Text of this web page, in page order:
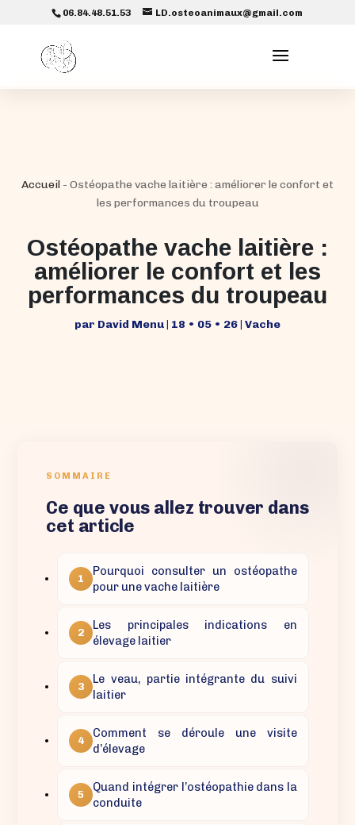
06.84.48.51.53 LD.osteoanimaux@gmail.com
Accueil - Ostéopathe vache laitière : améliorer le confort et
les performances du troupeau
Ostéopathe vache laitière :
améliorer le confort et les
performances du troupeau
par David Menu| 18 • 05 • 26| Vache
SOMMAIRE
Ce que vous allez trouver dans
cet article
1
Pourquoi consulter un ostéopathe
pour une vache laitière
2
Les principales indications en
élevage laitier
3
Le veau, partie intégrante du suivi
laitier
4
Comment se déroule une visite
d’élevage
5
Quand intégrer l’ostéopathie dans la
conduite